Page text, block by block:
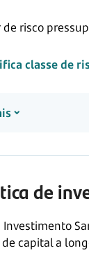
de risco
classe de
de
Investimento
capital a